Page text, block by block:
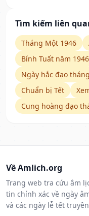
Tìm kiếm liên
Tháng Một 1946
Bính Tuất năm 1946
Ngày hắc đạo
Chuẩn bị Tết
Cung hoàng đạo
Về Amlich.org
Trang web tra cứu âm
tin chính xác về ngày
và các ngày lễ tết